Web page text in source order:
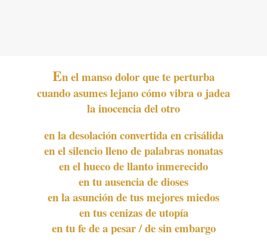
En el manso dolor que te perturba
cuando asumes lejano cómo vibra o jadea
la inocencia del otro
en la desolación convertida en crisálida
en el silencio lleno de palabras nonatas
en el hueco de llanto inmerecido
en tu ausencia de dioses
en la asunción de tus mejores miedos
en tus cenizas de utopía
en tu fe de a pesar / de sin embargo